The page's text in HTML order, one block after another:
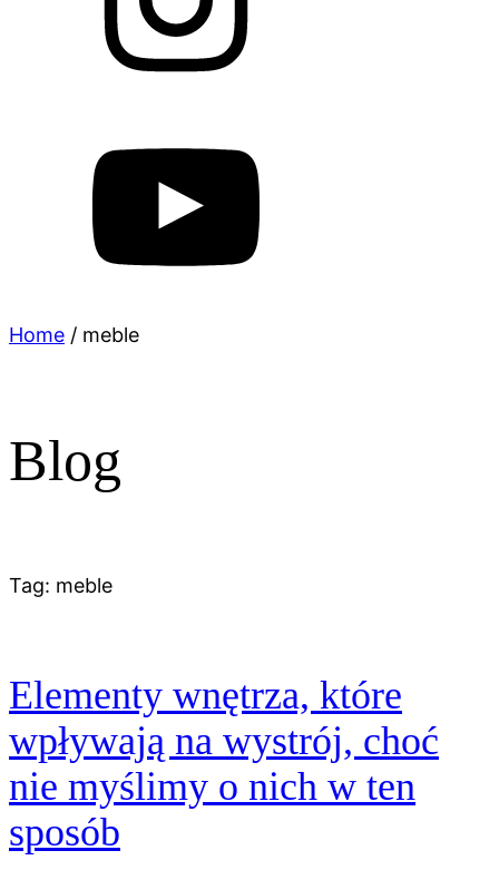
Home / meble
Blog
Tag: meble
Elementy wnętrza, które
wpływają na wystrój, choć
nie myślimy o nich w ten
sposób